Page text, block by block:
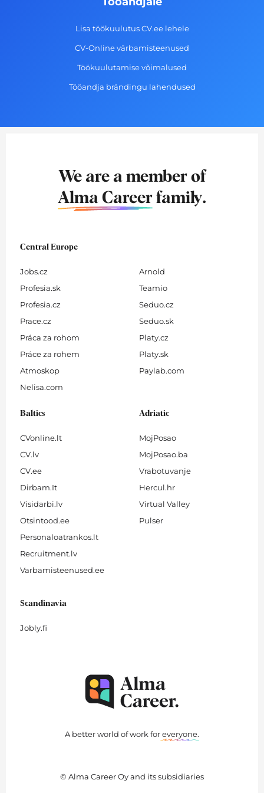
Lisa töökuulutus CV.ee lehele
CV-Online värbamisteenused
Töökuulutamise võimalused
Tööandja brändingu lahendused
We are a member of
Alma Career family.
Central Europe
Jobs.cz
Profesia.sk
Profesia.cz
Prace.cz
Práca za rohom
Práce za rohem
Atmoskop
Nelisa.com
Arnold
Teamio
Seduo.cz
Seduo.sk
Platy.cz
Platy.sk
Paylab.com
Baltics
CVonline.lt
CV.lv
CV.ee
Dirbam.It
Visidarbi.lv
Otsintood.ee
Personaloatrankos.lt
Recruitment.lv
Varbamisteenused.ee
Adriatic
MojPosao
MojPosao.ba
Vrabotuvanje
Hercul.hr
Virtual Valley
Pulser
Scandinavia
Jobly.fi
A better world of work foreveryone.
© Alma Career Oy and its subsidiaries